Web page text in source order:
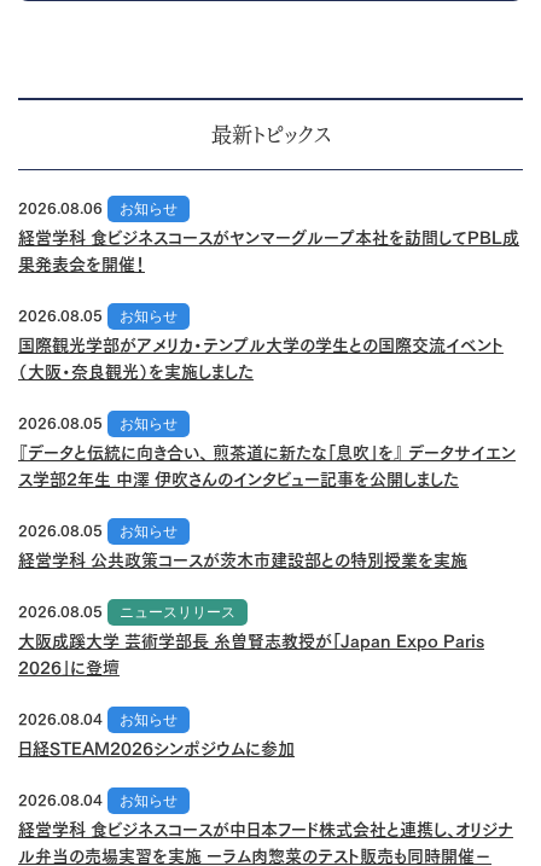
最新トピックス
2026.08.06
お知らせ
経営学科 食ビジネスコースがヤンマーグループ本社を訪問してPBL成
果発表会を開催！
2026.08.05
お知らせ
国際観光学部がアメリカ・テンプル大学の学生との国際交流イベント
（大阪・奈良観光）を実施しました
2026.08.05
お知らせ
『データと伝統に向き合い、 煎茶道に新たな「息吹」を』 データサイエン
ス学部2年生 中澤 伊吹さんのインタビュー記事を公開しました
2026.08.05
お知らせ
経営学科 公共政策コースが茨木市建設部との特別授業を実施
2026.08.05
ニュースリリース
大阪成蹊大学 芸術学部長 糸曽賢志教授が「Japan Expo Paris
2026」に登壇
2026.08.04
お知らせ
日経STEAM2026シンポジウムに参加
2026.08.04
お知らせ
経営学科 食ビジネスコースが中日本フード株式会社と連携し、オリジナ
ル弁当の売場実習を実施 ーラム肉惣菜のテスト販売も同時開催－